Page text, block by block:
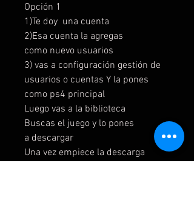
Opción 1
1)Te doy una cuenta
2)Esa cuenta la agregas
como nuevo usuarios
3) vas a configuración gestión de
usuarios o cuentas Y la pones
como ps4 principal
Luego vas a la biblioteca
Buscas el juego y lo pones
a descargar
Una vez empiece la descarga